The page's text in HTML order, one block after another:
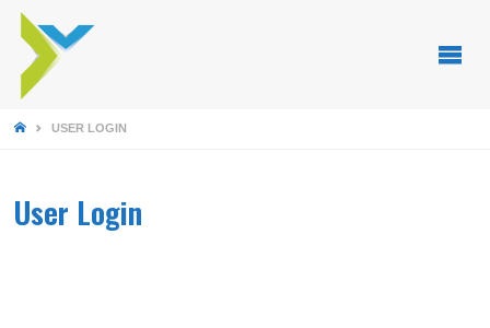
STARTSEITE
USER LOGIN
User Login